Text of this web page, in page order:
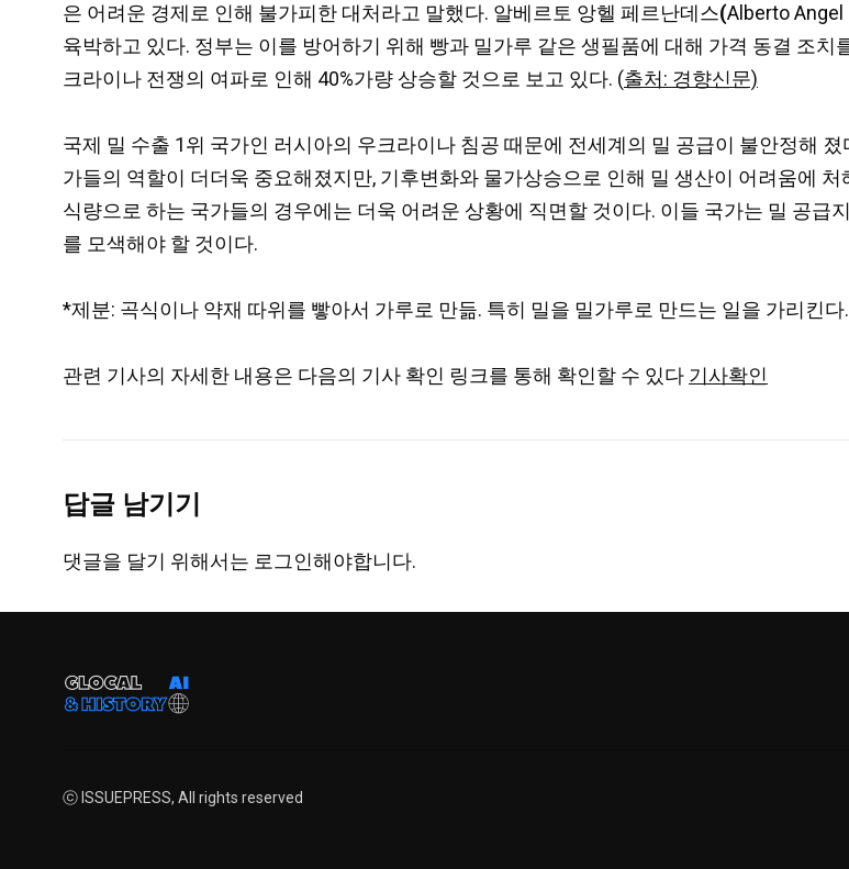
은 어려운 경제로 인해 불가피한 대처라고 말했다. 알베르토 앙헬 페르난데스(Alberto Angel
육박하고 있다. 정부는 이를 방어하기 위해 빵과 밀가루 같은 생필품에 대해 가격 동결 조
크라이나 전쟁의 여파로 인해 40%가량 상승할 것으로 보고 있다. (출처: 경향신문)
국제 밀 수출 1위 국가인 러시아의 우크라이나 침공 때문에 전세계의 밀 공급이 불안정해
가들의 역할이 더더욱 중요해졌지만, 기후변화와 물가상승으로 인해 밀 생산이 어려움에
식량으로 하는 국가들의 경우에는 더욱 어려운 상황에 직면할 것이다. 이들 국가는 밀 공급
를 모색해야 할 것이다.
*제분: 곡식이나 약재 따위를 빻아서 가루로 만듦. 특히 밀을 밀가루로 만드는 일을 가리킨다
관련 기사의 자세한 내용은 다음의 기사 확인 링크를 통해 확인할 수 있다 기사확인
답글 남기기
댓글을 달기 위해서는 로그인해야합니다.
ⓒ ISSUEPRESS, All rights reserved